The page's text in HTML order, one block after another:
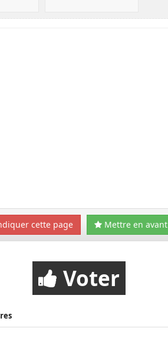
cette page Mettre en avant
Voter